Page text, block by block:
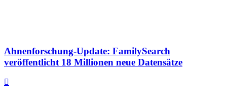
Ahnenforschung-Update: FamilySearch
veröffentlicht 18 Millionen neue Datensätze